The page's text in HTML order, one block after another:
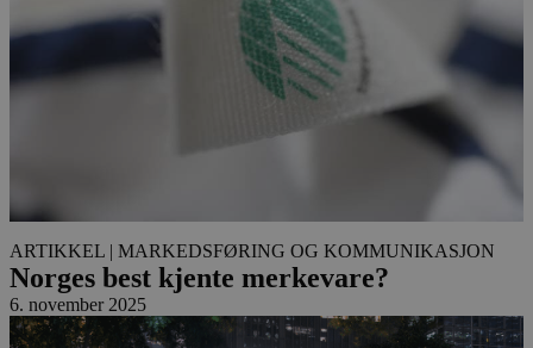
ARTIKKEL | MARKEDSFØRING OG KOMMUNIKASJON
Norges best kjente merkevare?
6. november 2025